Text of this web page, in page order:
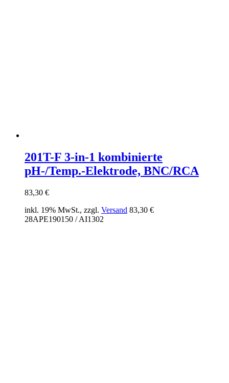
201T-F 3-in-1 kombinierte
pH-/Temp.-Elektrode, BNC/RCA
83,30 €
inkl. 19% MwSt., zzgl. Versand 83,30 €
28APE190150 / AI1302